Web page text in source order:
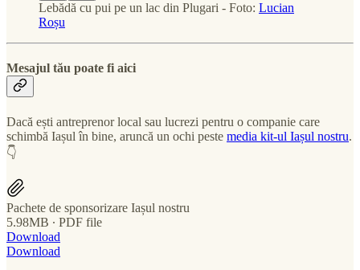
Lebădă cu pui pe un lac din Plugari - Foto: Lucian
Roșu
Mesajul tău poate fi aici
Dacă ești antreprenor local sau lucrezi pentru o companie care
schimbă Iașul în bine, aruncă un ochi peste media kit-ul Iașul nostru.
👇
Pachete de sponsorizare Iașul nostru
5.98MB ∙ PDF file
Download
Download